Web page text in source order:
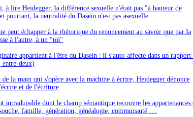
à lire Heidegger, la différence sexuelle n'était pas "à hauteur de
pourtant, la neutralité du Dasein n'est pas asexuelle
peut échapper à la rhétorique du renoncement au savoir que par la
à l'autre, à un "toi"
appartient à l'être du Dasein : il s'auto-affecte dans un rapport
entre-deux)
la main qui s'opère avec la machine à écrire, Heidegger dénonce
et de l'écriture
intraduisible dont le champ sémantique recouvre les appartenances
famille, génération, généalogie, communauté, ...